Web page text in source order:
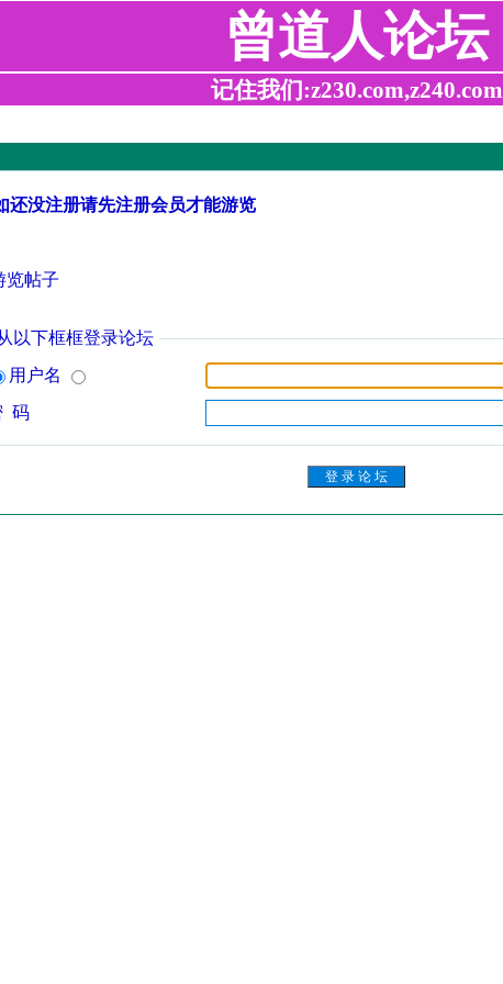
曾道人论坛
记住我们:z230.com,z240.com
还没注册请先注册会员才能游览
览帖子
以下框框登录论坛
用户名
码